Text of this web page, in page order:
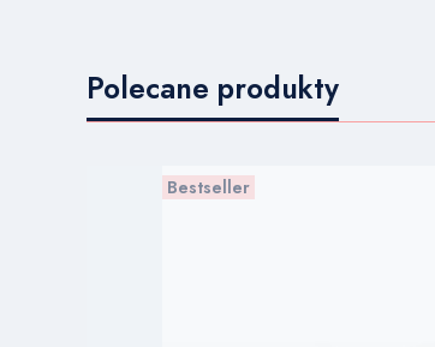
Polecane produkty
Bestseller